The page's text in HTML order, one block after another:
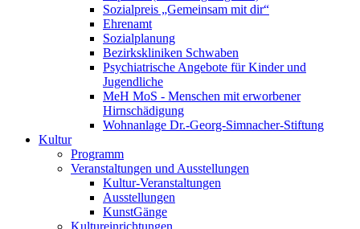
Sozialpreis „Gemeinsam mit dir“
Ehrenamt
Sozialplanung
Bezirkskliniken Schwaben
Psychiatrische Angebote für Kinder und
Jugendliche
MeH MoS - Menschen mit erworbener
Hirnschädigung
Wohnanlage Dr.-Georg-Simnacher-Stiftung
Kultur
Programm
Veranstaltungen und Ausstellungen
Kultur-Veranstaltungen
Ausstellungen
KunstGänge
Kultureinrichtungen